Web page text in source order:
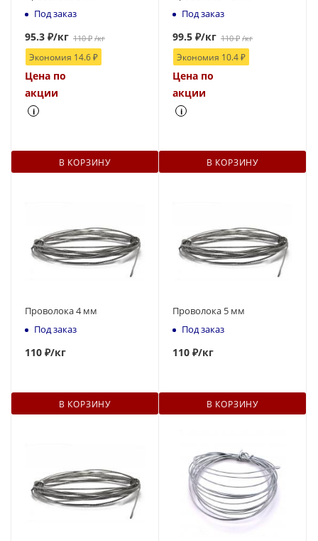
Под заказ
110₽ /кг
95.3 ₽/кг
Экономия 14.6₽
Цена по
акции
i
В КОРЗИНУ
Под заказ
110₽ /кг
99.5 ₽/кг
Экономия 10.4₽
Цена по
акции
i
В КОРЗИНУ
Проволока 4 мм
Под заказ
110 ₽/кг
В КОРЗИНУ
Проволока 5 мм
Под заказ
110 ₽/кг
В КОРЗИНУ